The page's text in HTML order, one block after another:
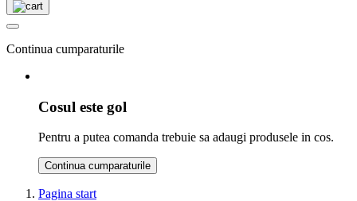
Continua cumparaturile
Cosul este gol
Pentru a putea comanda trebuie sa adaugi produsele in cos.
Continua cumparaturile
Pagina start